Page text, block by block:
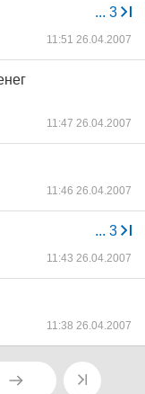
... 3
11:51 26.04.2007
11:47 26.04.2007
11:46 26.04.2007
... 3
11:43 26.04.2007
11:38 26.04.2007